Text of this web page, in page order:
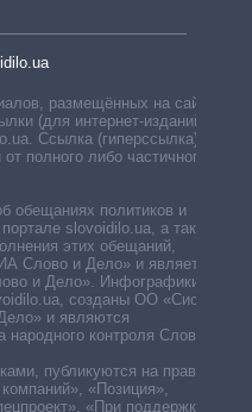
размещённых на сайте,
(для интернет-изданий —
Ссылка (гиперссылка)
полного либо частичного
обещаниях политиков и
slovoidilo.ua, а также
этих обещаний,
Слово и Дело» и является
и Дело». Инфографики,
созданы ОО «Система
и являются
контроля Слово и
публикуются на правах
«Позиция»,
«При поддержке».